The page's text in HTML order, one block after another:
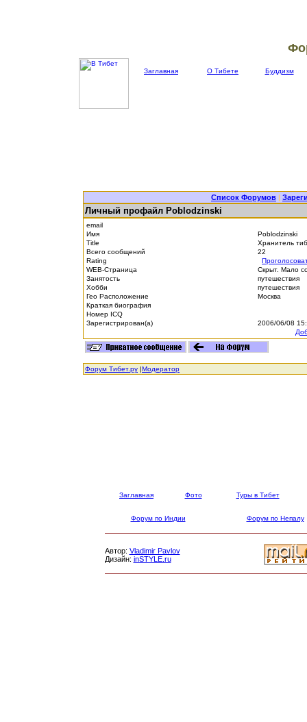
Заглавная О Тибете Буддизм
Список Форумов |
Личный профайл Poblodzinski
email
Имя
Poblodzinski
Title
Хранитель
Всего сообщений
22
Rating
WEB-Страница
Скрыт. Мало
Занятость
путешествия
Хобби
путешествия
Гео Расположение
Москва
Краткая биография
Номер ICQ
Зарегистрирован(а)
2006/06/08
Форум Тибет.ру |Модератор
Заглавная Фото Туры в Тибет
Форум по Индии Форум по Непалу
Автор: Vladimir Pavlov
Дизайн: inSTYLE.ru